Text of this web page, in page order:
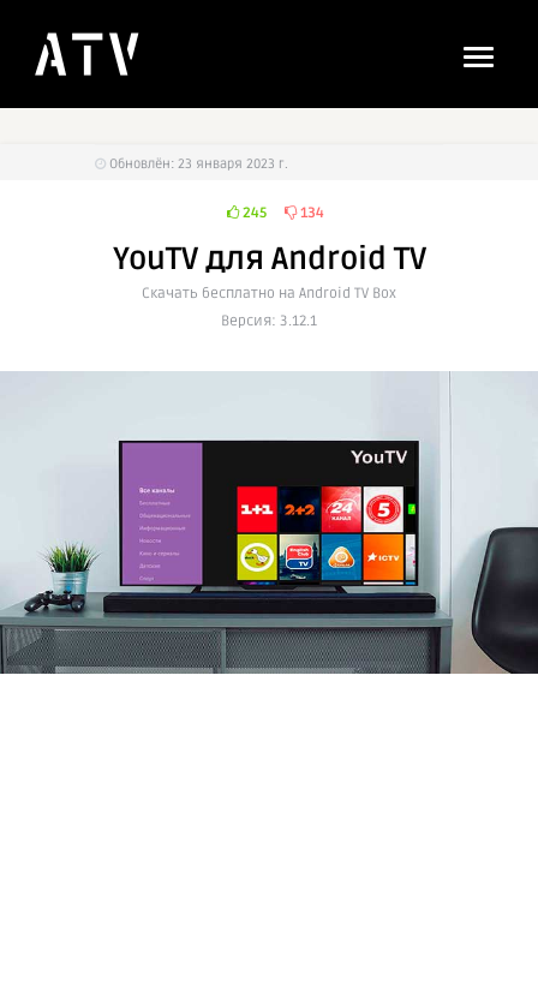
Обновлён: 23 января 2023 г.
245 134
YouTV для Android TV
Cкачать бесплатно на Android TV Box
Версия: 3.12.1